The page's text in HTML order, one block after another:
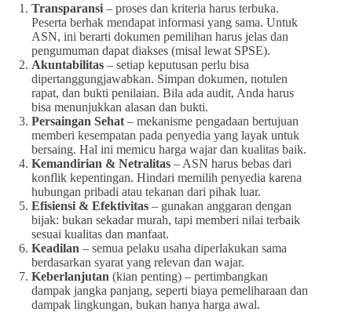
Transparansi – proses dan kriteria harus terbuka.
Peserta berhak mendapat informasi yang sama. Untuk
ASN, ini berarti dokumen pemilihan harus jelas dan
pengumuman dapat diakses (misal lewat SPSE).
Akuntabilitas – setiap keputusan perlu bisa
dipertanggungjawabkan. Simpan dokumen, notulen
rapat, dan bukti penilaian. Bila ada audit, Anda harus
bisa menunjukkan alasan dan bukti.
Persaingan Sehat – mekanisme pengadaan bertujuan
memberi kesempatan pada penyedia yang layak untuk
bersaing. Hal ini memicu harga wajar dan kualitas baik.
Kemandirian & Netralitas – ASN harus bebas dari
konflik kepentingan. Hindari memilih penyedia karena
hubungan pribadi atau tekanan dari pihak luar.
Efisiensi & Efektivitas – gunakan anggaran dengan
bijak: bukan sekadar murah, tapi memberi nilai terbaik
sesuai kualitas dan manfaat.
Keadilan – semua pelaku usaha diperlakukan sama
berdasarkan syarat yang relevan dan wajar.
Keberlanjutan (kian penting) – pertimbangkan
dampak jangka panjang, seperti biaya pemeliharaan dan
dampak lingkungan, bukan hanya harga awal.